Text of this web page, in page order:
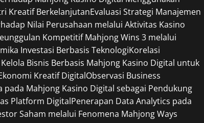
Kreatif BerkelanjutanEvaluasi Strategi Manajemen
Nilai Perusahaan melalui Aktivitas Kasino
Kompetitif Mahjong Wins 3 melalui
Investasi Berbasis TeknologiKorelasi
Bisnis Berbasis Mahjong Kasino Digital untuk
Kreatif DigitalObservasi Business
pada Mahjong Kasino Digital sebagai Pendukung
Platform DigitalPenerapan Data Analytics pada
Saham melalui Fenomena Mahjong Ways